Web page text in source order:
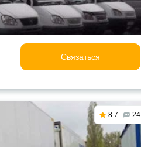
Связаться
8.7 24